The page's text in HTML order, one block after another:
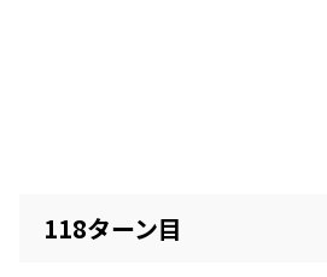
118ターン目